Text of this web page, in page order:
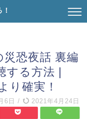
災恐夜話 裏編
する方法 |
り確実！
6日 / 2021年4月24日